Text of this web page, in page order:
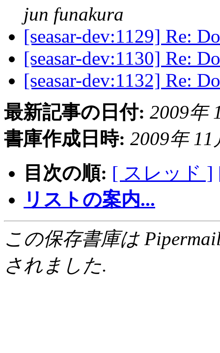
jun funakura
[seasar-dev:1129] Re:
[seasar-dev:1130] Re:
[seasar-dev:1132] Re:
最新記事の日付: 2009年
書庫作成日時: 2009年 11
目次の順: [ スレッド ]
リストの案内...
この保存書庫は
されました.